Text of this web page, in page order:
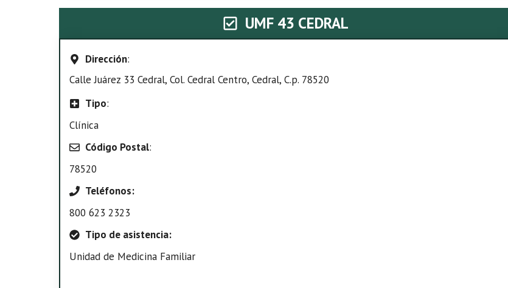
UMF 43 CEDRAL
Dirección:
Calle Juárez 33 Cedral, Col. Cedral Centro, Cedral, C.p. 78520
Tipo:
Clínica
Código Postal:
78520
Teléfonos:
800 623 2323
Tipo de asistencia:
Unidad de Medicina Familiar